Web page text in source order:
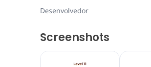
Desenvolvedor
Screenshots